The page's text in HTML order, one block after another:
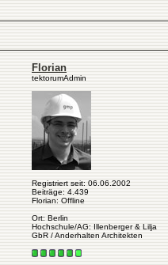
Florian
tektorumAdmin
Registriert seit: 06.06.2002
Beiträge: 4.439
Florian: Offline
Ort: Berlin
Hochschule/AG: Illenberger & Lilja
GbR / Anderhalten Architekten